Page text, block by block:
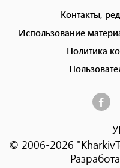
menu
Контакты,
Использование
Политика
© 2006-2026